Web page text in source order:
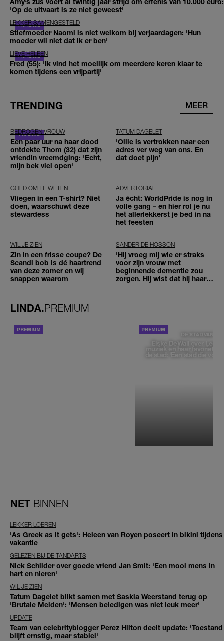
Amy’s zus voert al twintig jaar strijd om erfenis van 10.000 euro:
'Op de uitvaart is ze niet geweest'
LEKKER SAMENGESTELD
Stiefmoeder Naomi is niet welkom bij verjaardagen: 'Hun
moeder wil niet dat ik er ben'
LIEVE HELEEN
Fred (55): 'Ik vind het moeilijk om meerdere keren klaar te
komen tijdens een vrijpartij'
TRENDING MEER
BEDROGEN VROUW
Een paar uur na haar dood
ontdekte Thom (32) dat zijn
vriendin vreemdging: 'Echt,
mijn bek viel open'
TATUM DAGELET
'Ollie is vertrokken naar een
adres ver weg van ons. En
dat doet pijn’
GOED OM TE WETEN
Vliegen in een T-shirt? Niet
doen, waarschuwt deze
stewardess
ADVERTORIAL
Ja écht: WorldPride is nog in
volle gang – en hier rol je nu
het allerlekkerst je bed in na
het feesten
WIL JE ZIEN
Zin in een frisse coupe? De
Scandi bob is dé haartrend
van deze zomer en wij
snappen waarom
SANDER DE HOSSON
'Hij vroeg mij wie er straks
voor zijn vrouw met
beginnende dementie zou
zorgen. Hij wist dat hij haar
LINDA.PREMIUM
DE STAD VAN
Elske DeWall over
muziek en haar favoriete
de stad: 'Een stad die
NET BINNEN
LEKKER LOEREN
'As Greek as it gets': Heleen van Royen poseert in bikini tijdens
vakantie
GELEZEN BIJ DE TANDARTS
Nick Schilder over goede vriend Jan Smit: 'Een mooi mens in
hart en nieren'
WIL JE ZIEN
Tatum Dagelet blikt samen met Saskia Weerstand terug op
'Brutale Meiden': 'Mensen beledigen was niet leuk meer'
UPDATE
Team van celebrityblogger Perez Hilton deelt update: 'Toestand
blijft ernstig, maar stabiel'